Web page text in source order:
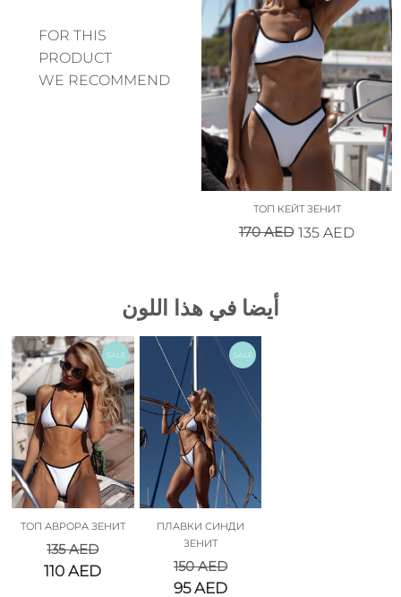
FOR THIS
PRODUCT
WE RECOMMEND
ТОП КЕЙТ ЗЕНИТ
170AED 135 AED
أيضا في هذا اللون
SALE
ТОП АВРОРА ЗЕНИТ
135AED
110AED
SALE
ПЛАВКИ СИНДИ
ЗЕНИТ
150AED
95AED